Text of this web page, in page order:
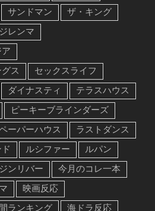
サンドマン
ザ・キング
レンマ
ス
セックスライフ
ダイナスティ
テラスハウス
ピーキーブラインダーズ
ーパーハウス
ラストダンス
ルシファー
ルパン
ンリバー
今月のコレ一本
映画反応
ランキング
海ドラ反応